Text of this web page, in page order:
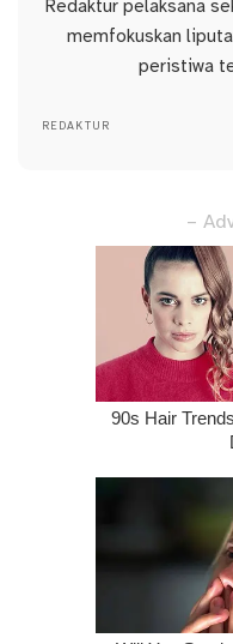
Redaktur pelaksana
memfokuskan
peristiwa
REDAKTUR
–